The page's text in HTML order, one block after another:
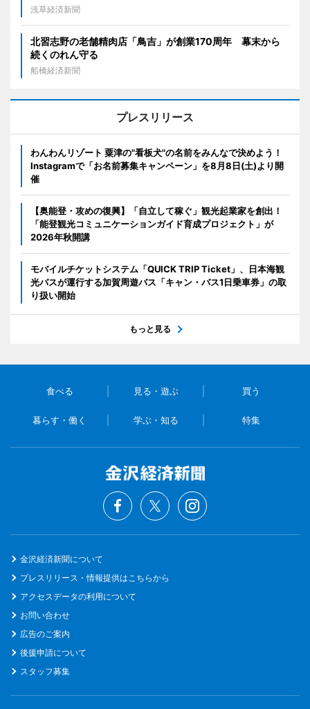
浅草経済新聞
北習志野の老舗精肉店「鳥吉」が創業170周年 幕末から
続くのれん守る
船橋経済新聞
プレスリリース
わんわんリゾート 粟津の"看板犬"の名前をみんなで決めよう！
Instagramで「お名前募集キャンペーン」を8月8日(土)より開
催
【奥能登・攻めの復興】「自立して稼ぐ」観光起業家を創出！
「能登観光コミュニケーションガイド育成プロジェクト」が
2026年秋開講
モバイルチケットシステム「QUICK TRIP Ticket」、日本海観
光バスが運行する加賀周遊バス「キャン・バス1日乗車券」の取
り扱い開始
もっと見る
食べる 見る・遊ぶ 買う
暮らす・働く 学ぶ・知る 特集
金沢経済新聞について
プレスリリース・情報提供はこちらから
アクセスデータの利用について
お問い合わせ
広告のご案内
後援申請について
スタッフ募集